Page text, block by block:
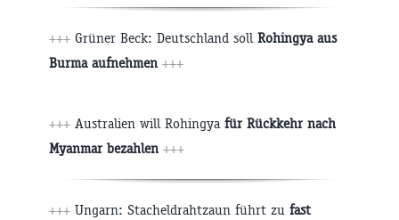
+++ Grüner Beck: Deutschland soll Rohingya aus
Burma aufnehmen +++
+++ Australien will Rohingya für Rückkehr nach
Myanmar bezahlen +++
+++ Ungarn: Stacheldrahtzaun führt zu fast